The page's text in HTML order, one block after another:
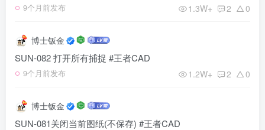
9个月前发布 1.3W+ 2 0
博士钣金
SUN-082 打开所有捕捉 #王者CAD
9个月前发布 1.2W+ 2 0
博士钣金
SUN-081关闭当前图纸(不保存) #王者CAD